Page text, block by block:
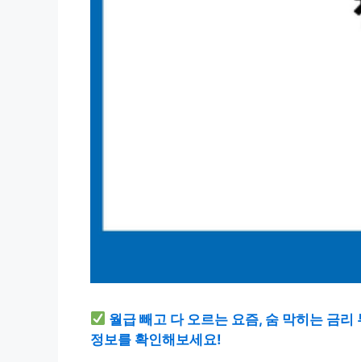
월급 빼고 다 오르는 요즘, 숨 막히는 금
정보를 확인해보세요!